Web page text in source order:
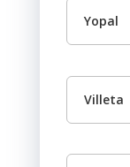
Yopal
Villeta